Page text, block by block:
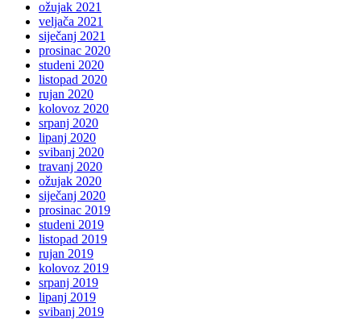
ožujak 2021
veljača 2021
siječanj 2021
prosinac 2020
studeni 2020
listopad 2020
rujan 2020
kolovoz 2020
srpanj 2020
lipanj 2020
svibanj 2020
travanj 2020
ožujak 2020
siječanj 2020
prosinac 2019
studeni 2019
listopad 2019
rujan 2019
kolovoz 2019
srpanj 2019
lipanj 2019
svibanj 2019